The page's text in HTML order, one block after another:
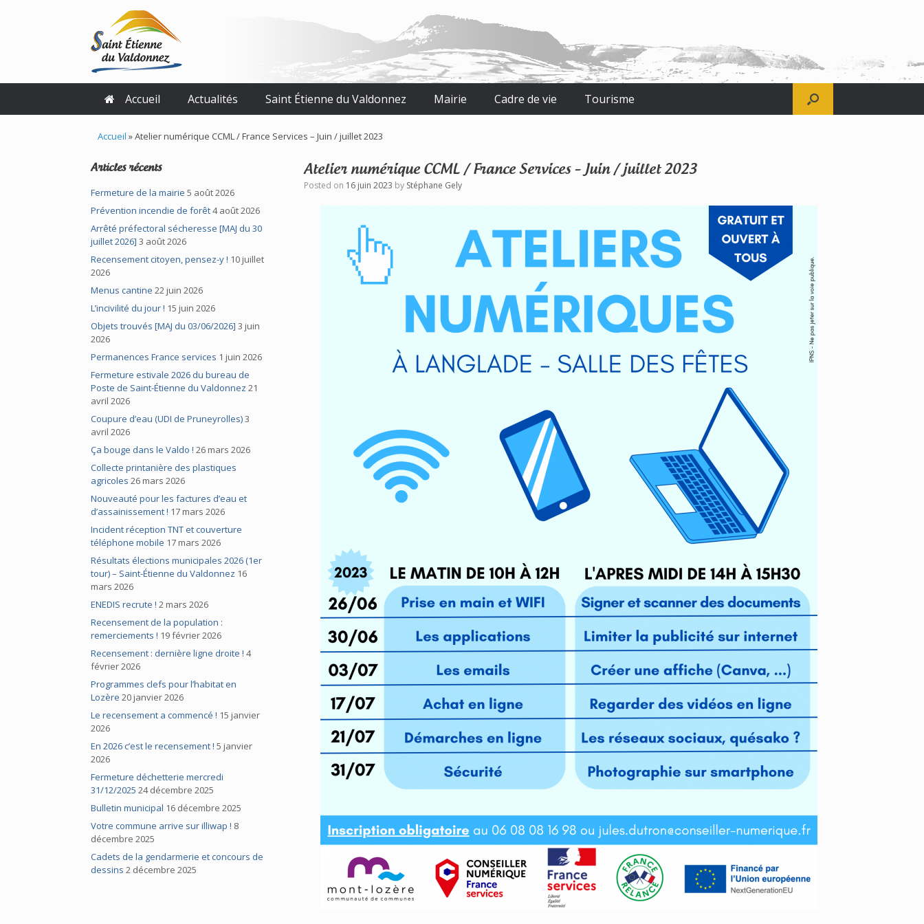
Accueil Actualités Saint Étienne du Valdonnez Mairie Cadre de vie Tourisme
Accueil »Atelier numérique CCML / France Services – Juin / juillet 2023
Atelier numérique CCML / France Services – Juin / juillet 2023
Posted on 16 juin 2023 by Stéphane Gely
Articles récents
Fermeture de la mairie 5 août 2026
Prévention incendie de forêt4 août 2026
Arrêté préfectoral sécheresse [MAJ du 30
juillet 2026] 3 août 2026
Recensement citoyen, pensez-y ! 10 juillet
2026
Menus cantine 22 juin 2026
L’incivilité du jour ! 15 juin 2026
Objets trouvés [MAJ du 03/06/2026] 3 juin
2026
Permanences France services 1 juin 2026
Fermeture estivale 2026 du bureau de
Poste de Saint-Étienne du Valdonnez 21
avril 2026
Coupure d’eau (UDI de Pruneyrolles)3
avril 2026
Ça bouge dans le Valdo ! 26 mars 2026
Collecte printanière des plastiques
agricoles 26 mars 2026
Nouveauté pour les factures d’eau et
d’assainissement ! 17 mars 2026
Incident réception TNT et couverture
téléphone mobile 17 mars 2026
Résultats élections municipales 2026 (1er
tour) – Saint-Étienne du Valdonnez 16
mars 2026
ENEDIS recrute ! 2 mars 2026
Recensement de la population :
remerciements ! 19 février 2026
Recensement : dernière ligne droite ! 4
février 2026
Programmes clefs pour l’habitat en
Lozère 20 janvier 2026
Le recensement a commencé ! 15 janvier
2026
En 2026 c’est le recensement ! 5 janvier
2026
Fermeture déchetterie mercredi
31/12/2025 24 décembre 2025
Bulletin municipal 16 décembre 2025
Votre commune arrive sur illiwap ! 8
décembre 2025
Cadets de la gendarmerie et concours de
dessins 2 décembre 2025